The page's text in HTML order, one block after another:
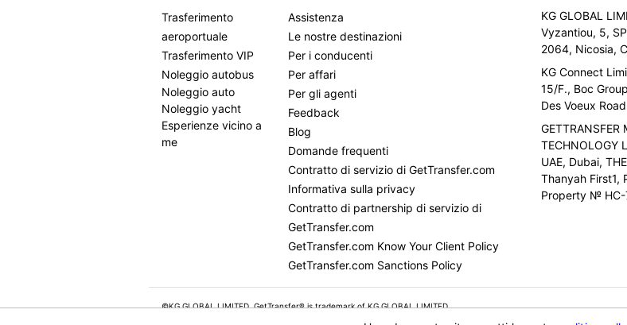
Trasferimento
aeroportuale
Trasferimento VIP
Noleggio autobus
Noleggio auto
Noleggio yacht
Esperienze vicino a
me
Assistenza
Le nostre destinazioni
Per i conducenti
Per affari
Per gli agenti
Feedback
Blog
Domande frequenti
Contratto di servizio di GetTransfer.com
Informativa sulla privacy
Contratto di partnership di servizio di
GetTransfer.com
GetTransfer.com Know Your Client Policy
GetTransfer.com Sanctions Policy
KG GLOBAL
Vyzantiou, 5,
2064, Nicosia,
KG Connect
15/F., Boc
Des Voeux
GETTRANSFER
TECHNOLOGY
UAE, Dubai,
Thanyah First1,
Property № HC-
©KG GLOBAL LIMITED. GetTransfer® is trademark of KG GLOBAL LIMITED.